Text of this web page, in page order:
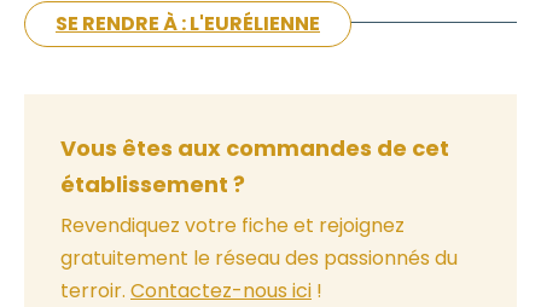
SE RENDRE À : L'EURÉLIENNE
Vous êtes aux commandes de cet
établissement ?
Revendiquez votre fiche et rejoignez
gratuitement le réseau des passionnés du
terroir. Contactez-nous ici !